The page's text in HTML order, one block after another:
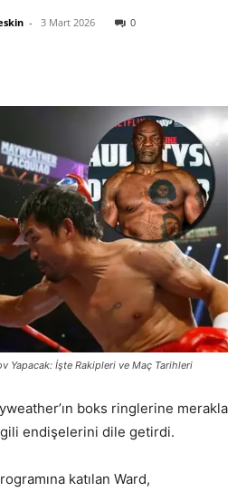
- 3 Mart 2026 0
Yapacak: İşte Rakipleri ve Maç Tarihleri
boks ringlerine merakla
endişelerini dile getirdi.
katılan Ward,